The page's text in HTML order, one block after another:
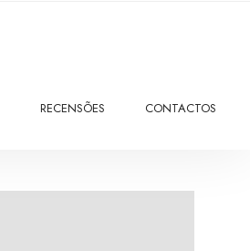
RECENSÕES CONTACTOS